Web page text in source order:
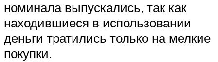
номинала выпускались, так как
находившиеся в использовании
деньги тратились только на мелкие
покупки.